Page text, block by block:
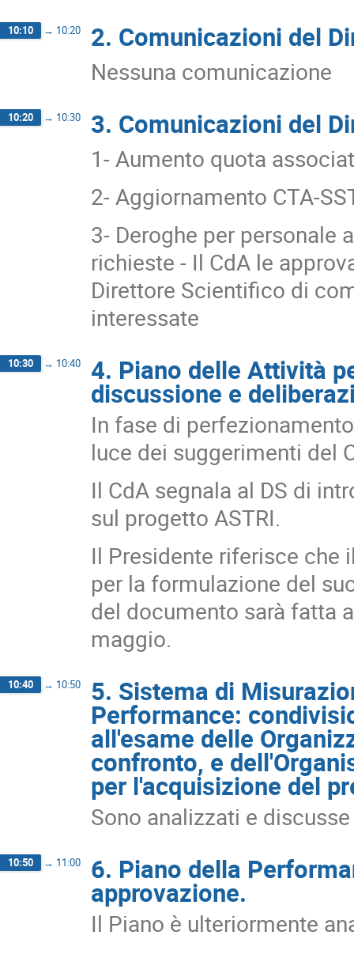
10:10 → 10:20 2. Comunicazioni del
Nessuna comunicazione
10:20 → 10:30 3. Comunicazioni del
1- Aumento quota
2- Aggiornamento CTA-
3- Deroghe per personale
richieste - Il CdA le
Direttore Scientifico di
interessate
10:30 → 10:40 4. Piano delle Attività
discussione e
In fase di
luce dei suggerimenti del
Il CdA segnala al DS di
sul progetto ASTRI.
Il Presidente riferisce che
per la formulazione del
del documento sarà fatta
maggio.
10:40 → 10:50 5. Sistema di
Performance:
all'esame delle
confronto, e
per l'acquisizione del
Sono analizzati e
10:50 → 11:00 6. Piano della
approvazione.
Il Piano è ulteriormente